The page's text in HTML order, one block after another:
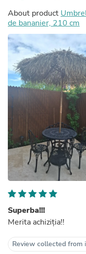
About product
de bananier, 210 cm
Superba!!!
Merita achiziția!!
Review collected from